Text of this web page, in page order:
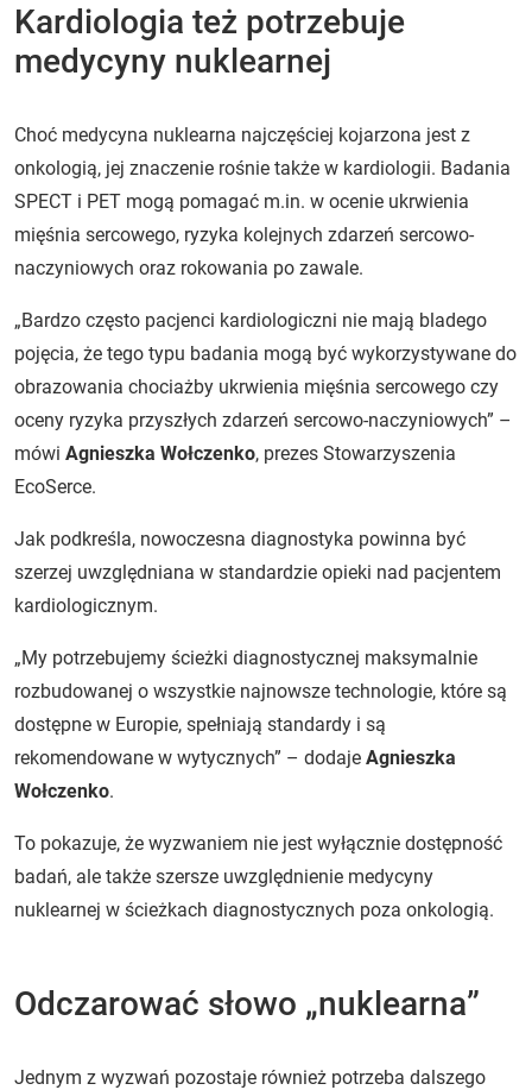
Kardiologia też potrzebuje
medycyny nuklearnej
Choć medycyna nuklearna najczęściej kojarzona jest z
onkologią, jej znaczenie rośnie także w kardiologii. Badania
SPECT i PET mogą pomagać m.in. w ocenie ukrwienia
mięśnia sercowego, ryzyka kolejnych zdarzeń sercowo-
naczyniowych oraz rokowania po zawale.
„Bardzo często pacjenci kardiologiczni nie mają bladego
pojęcia, że tego typu badania mogą być wykorzystywane do
obrazowania chociażby ukrwienia mięśnia sercowego czy
oceny ryzyka przyszłych zdarzeń sercowo-naczyniowych” –
mówi Agnieszka Wołczenko, prezes Stowarzyszenia
EcoSerce.
Jak podkreśla, nowoczesna diagnostyka powinna być
szerzej uwzględniana w standardzie opieki nad pacjentem
kardiologicznym.
„My potrzebujemy ścieżki diagnostycznej maksymalnie
rozbudowanej o wszystkie najnowsze technologie, które są
dostępne w Europie, spełniają standardy i są
rekomendowane w wytycznych” – dodaje Agnieszka
Wołczenko.
To pokazuje, że wyzwaniem nie jest wyłącznie dostępność
badań, ale także szersze uwzględnienie medycyny
nuklearnej w ścieżkach diagnostycznych poza onkologią.
Odczarować słowo „nuklearna”
Jednym z wyzwań pozostaje również potrzeba dalszego